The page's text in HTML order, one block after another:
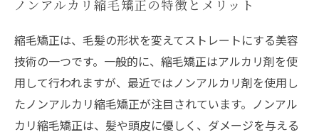
ノンアルカリ縮毛矯正の特徴とメリット
縮毛矯正は、毛髪の形状を変えてストレートにする美容
技術の一つです。一般的に、縮毛矯正はアルカリ剤を使
用して行われますが、最近ではノンアルカリ剤を使用し
たノンアルカリ縮毛矯正が注目されています。ノンアル
カリ縮毛矯正は、髪や頭皮に優しく、ダメージを与える